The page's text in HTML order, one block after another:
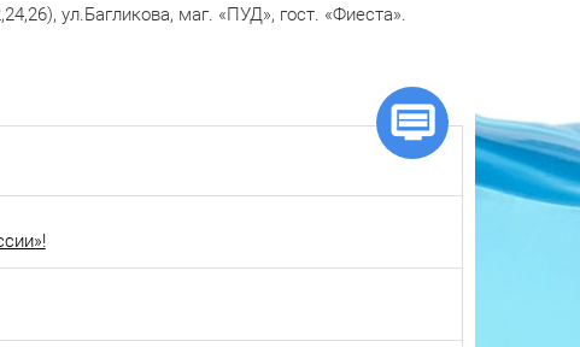
ул.Багликова, маг. «ПУД», гост. «Фиеста».